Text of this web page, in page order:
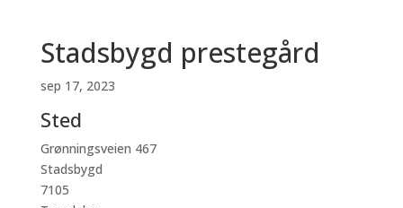
Stadsbygd prestegård
sep 17, 2023
Sted
Grønningsveien 467
Stadsbygd
7105